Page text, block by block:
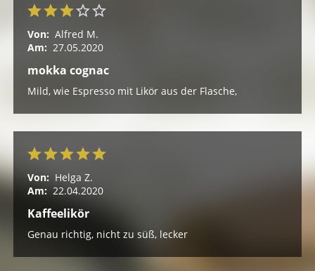
Von: Alfred M.
Am: 27.05.2020
mokka cognac
Mild, wie Espresso mit Likör aus der Flasche,
Von: Helga Z.
Am: 22.04.2020
Kaffeelikör
Genau richtig, nicht zu süß, lecker